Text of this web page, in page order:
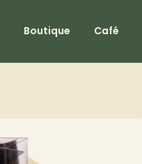
Boutique Café